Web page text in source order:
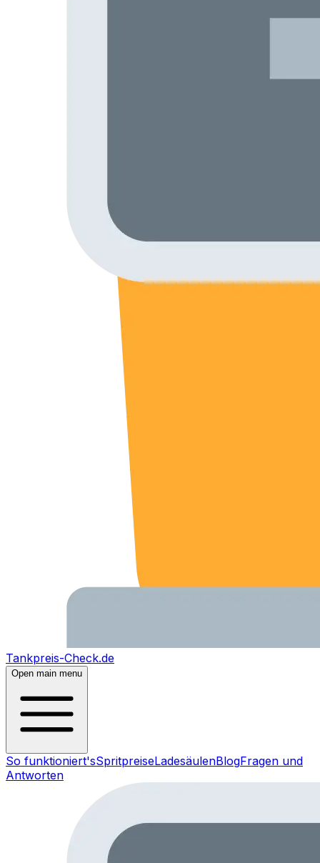
Tankpreis-Check.de
Open main menu
So funktioniert'sSpritpreiseLadesäulenBlogFragen und
Antworten